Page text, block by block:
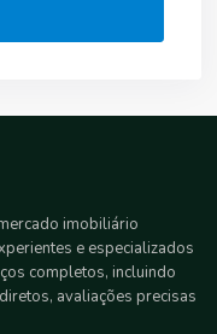
imobiliário
e especializados
completos, incluindo
avaliações precisas